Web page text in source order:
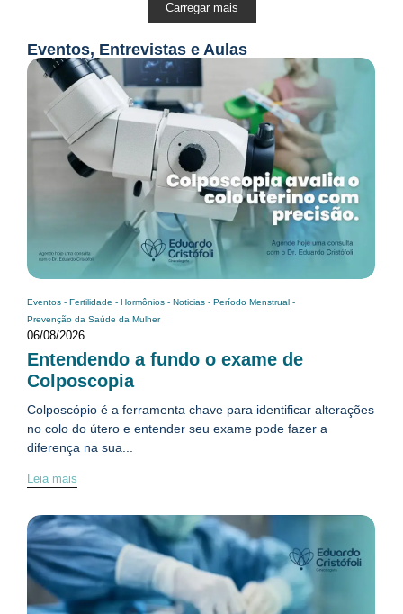
Carregar mais
Eventos, Entrevistas e Aulas
Eventos - Fertilidade - Hormônios - Noticias - Período Menstrual -
Prevenção da Saúde da Mulher
06/08/2026
Entendendo a fundo o exame de
Colposcopia
Colposcópio é a ferramenta chave para identificar alterações
no colo do útero e entender seu exame pode fazer a
diferença na sua...
Leia mais